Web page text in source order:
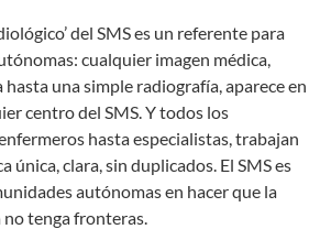
del SMS es un referente para
cualquier imagen médica,
una simple radiografía, aparece en
centro del SMS. Y todos los
hasta especialistas, trabajan
única, clara, sin duplicados. El SMS es
autónomas en hacer que la
tenga fronteras.